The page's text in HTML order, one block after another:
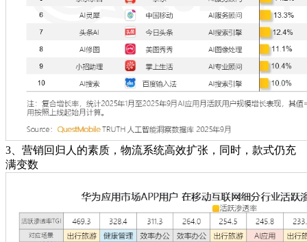
3、营销回归人的素质，物流系统高效扩张，同时，款式仍充
满变数